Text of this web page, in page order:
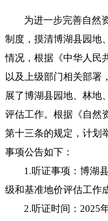
为进一步完善自然
制度，摸清博湖县园地
情况，根据《中华人民
以及上级部门相关部署
展了博湖县园地、林地
评估工作。根据《自然
第十三条的规定，计划
事项公告如下：
1.听证事项：博湖
级和基准地价评估工作
2.听证时间： 2025